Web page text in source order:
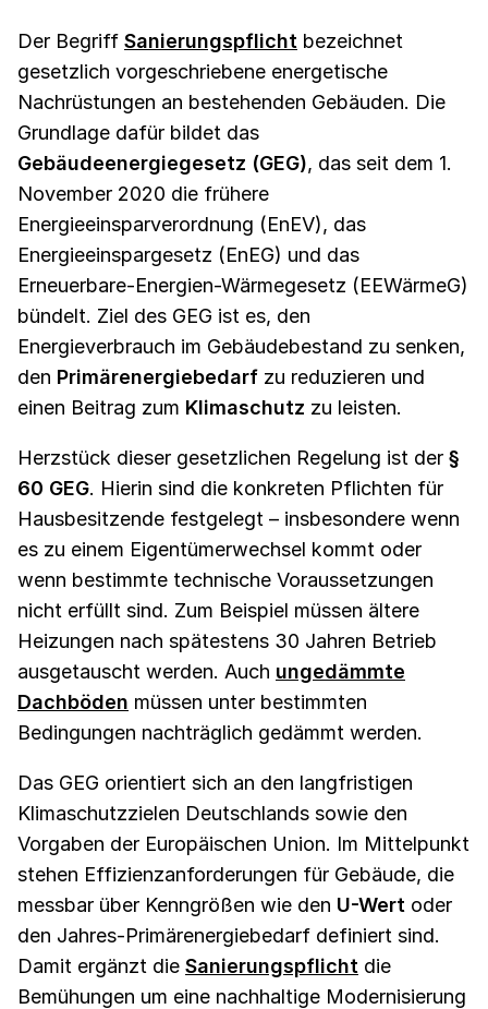
Der Begriff Sanierungspflicht bezeichnet
gesetzlich vorgeschriebene energetische
Nachrüstungen an bestehenden Gebäuden. Die
Grundlage dafür bildet das
Gebäudeenergiegesetz (GEG), das seit dem 1.
November 2020 die frühere
Energieeinsparverordnung (EnEV), das
Energieeinspargesetz (EnEG) und das
Erneuerbare-Energien-Wärmegesetz (EEWärmeG)
bündelt. Ziel des GEG ist es, den
Energieverbrauch im Gebäudebestand zu senken,
den Primärenergiebedarf zu reduzieren und
einen Beitrag zum Klimaschutz zu leisten.
Herzstück dieser gesetzlichen Regelung ist der §
60 GEG. Hierin sind die konkreten Pflichten für
Hausbesitzende festgelegt – insbesondere wenn
es zu einem Eigentümerwechsel kommt oder
wenn bestimmte technische Voraussetzungen
nicht erfüllt sind. Zum Beispiel müssen ältere
Heizungen nach spätestens 30 Jahren Betrieb
ausgetauscht werden. Auch ungedämmte
Dachböden müssen unter bestimmten
Bedingungen nachträglich gedämmt werden.
Das GEG orientiert sich an den langfristigen
Klimaschutzzielen Deutschlands sowie den
Vorgaben der Europäischen Union. Im Mittelpunkt
stehen Effizienzanforderungen für Gebäude, die
messbar über Kenngrößen wie den U-Wert oder
den Jahres-Primärenergiebedarf definiert sind.
Damit ergänzt die Sanierungspflicht die
Bemühungen um eine nachhaltige Modernisierung